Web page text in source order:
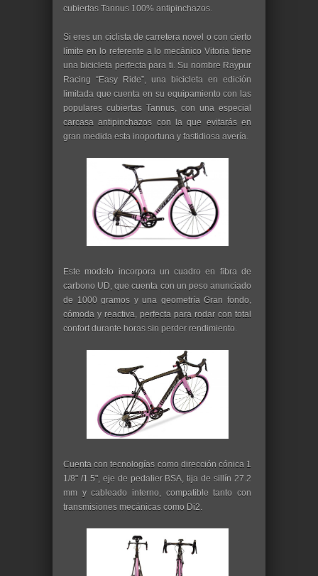
cubiertas Tannus 100% antipinchazos.
Si eres un ciclista de carretera novel o con cierto
límite en lo referente a lo mecánico Vitoria tiene
una bicicleta perfecta para ti. Su nombre Raypur
Racing “Easy Ride”, una bicicleta en edición
limitada que cuenta en su equipamiento con las
populares cubiertas Tannus, con una especial
carcasa antipinchazos con la que evitarás en
gran medida esta inoportuna y fastidiosa avería.
Este modelo incorpora un cuadro en fibra de
carbono UD, que cuenta con un peso anunciado
de 1000 gramos y una geometría Gran fondo,
cómoda y reactiva, perfecta para rodar con total
confort durante horas sin perder rendimiento.
Cuenta con tecnologías como dirección cónica 1
1/8" /1.5", eje de pedalier BSA, tija de sillín 27.2
mm y cableado interno, compatible tanto con
transmisiones mecánicas como Di2.